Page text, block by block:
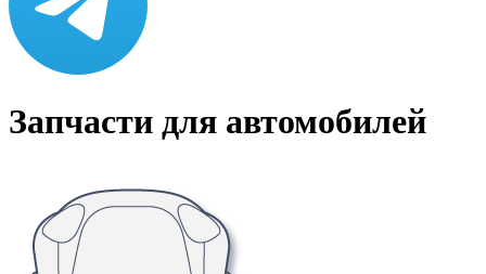
Запчасти для автомобилей